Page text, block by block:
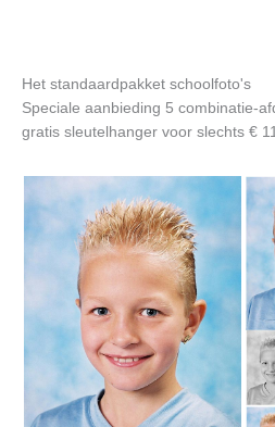
Het standaardpakket schoolfoto's
Speciale aanbieding 5 combinatie-
gratis sleutelhanger voor slechts €